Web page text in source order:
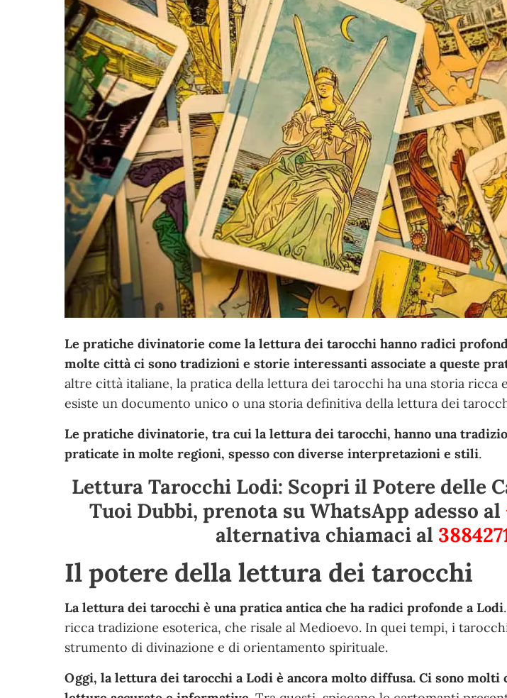
Le pratiche divinatorie come la lettura dei tarocchi hanno radici
molte città ci sono tradizioni e storie interessanti associate a queste
altre città italiane, la pratica della lettura dei tarocchi ha una storia ricca
esiste un documento unico o una storia definitiva della lettura dei
Le pratiche divinatorie, tra cui la lettura dei tarocchi, hanno una
praticate in molte regioni, spesso con diverse interpretazioni e stili.
Lettura Tarocchi Lodi: Scopri il Potere delle
Tuoi Dubbi, prenota su WhatsApp adesso al
alternativa chiamaci al
Il potere della lettura dei tarocchi
La lettura dei tarocchi è una pratica antica che ha radici profonde a Lodi
ricca tradizione esoterica, che risale al Medioevo. In quei tempi, i
strumento di divinazione e di orientamento spirituale.
Oggi, la lettura dei tarocchi a Lodi è ancora molto diffusa. Ci sono